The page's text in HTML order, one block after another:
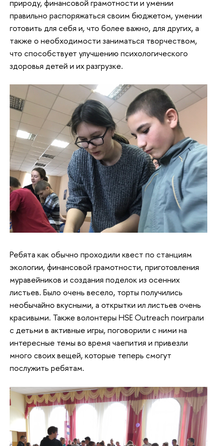
природу, финансовой грамотности и умении
правильно распоряжаться своим бюджетом, умении
готовить для себя и, что более важно, для других, а
также о необходимости заниматься творчеством,
что способствует улучшению психологического
здоровья детей и их разгрузке.
Ребята как обычно проходили квест по станциям
экологии, финансовой грамотности, приготовления
муравейников и создания поделок из осенних
листьев. Было очень весело, торты получились
необычайно вкусными, а открытки ил листьев очень
красивыми. Также волонтеры HSE Outreach поиграли
с детьми в активные игры, поговорили с ними на
интересные темы во время чаепития и привезли
много своих вещей, которые теперь смогут
послужить ребятам.